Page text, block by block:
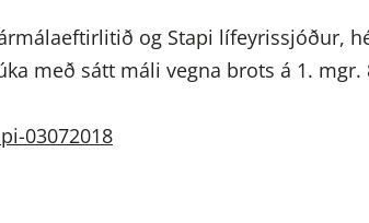
og Stapi lífeyrissjóður,
með sátt máli vegna brots á 1. mgr.
03072018